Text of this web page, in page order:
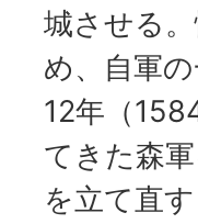
城させる
め、自軍
12年（
てきた森
を立て直